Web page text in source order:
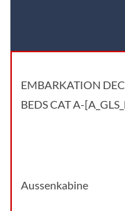
EMBARKATION
BEDS CAT A-
Aussenkabine